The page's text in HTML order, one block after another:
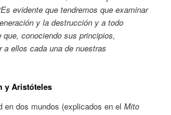
evidente que tendremos que examinar
y la destrucción y a todo
conociendo sus principios,
a ellos cada una de nuestras
y Aristóteles
en dos mundos (explicados en elMito